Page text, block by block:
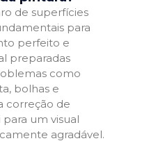
de superfícies
para
perfeito e
preparadas
como
bolhas e
correção de
um visual
agradável.